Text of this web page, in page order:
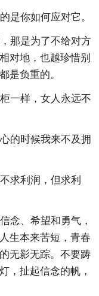
是你如何应对它。
那是为了不给对方
对地，也越珍惜别
是负重的。
一样，女人永远不
的时候我来不及拥
求利润，但求利
念、希望和勇气，
生本来苦短，青春
无影无踪。不要踌
，扯起信念的帆，